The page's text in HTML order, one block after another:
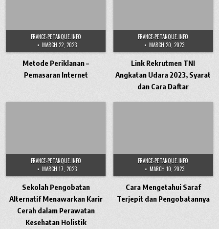
FRANCE-PETANQUE.INFO
MARCH 22, 2023
Metode Periklanan –
Pemasaran Internet
FRANCE-PETANQUE.INFO
MARCH 20, 2023
Link Rekrutmen TNI
Angkatan Udara 2023, Syarat
dan Cara Daftar
FRANCE-PETANQUE.INFO
MARCH 17, 2023
Sekolah Pengobatan
Alternatif Menawarkan Karir
Cerah dalam Perawatan
Kesehatan Holistik
FRANCE-PETANQUE.INFO
MARCH 10, 2023
Cara Mengetahui Saraf
Terjepit dan Pengobatannya